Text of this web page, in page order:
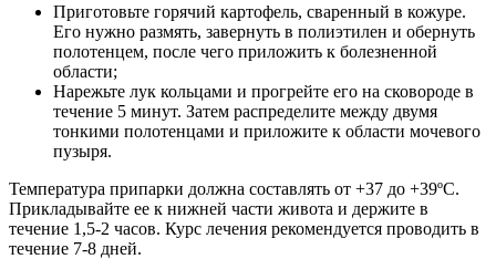
Приготовьте горячий картофель, сваренный в кожуре.
Его нужно размять, завернуть в полиэтилен и обернуть
полотенцем, после чего приложить к болезненной
области;
Нарежьте лук кольцами и прогрейте его на сковороде в
течение 5 минут. Затем распределите между двумя
тонкими полотенцами и приложите к области мочевого
пузыря.
Температура припарки должна составлять от +37 до +39ºC.
Прикладывайте ее к нижней части живота и держите в
течение 1,5-2 часов. Курс лечения рекомендуется проводить в
течение 7-8 дней.